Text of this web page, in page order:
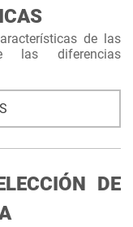
de las
las diferencias
DE